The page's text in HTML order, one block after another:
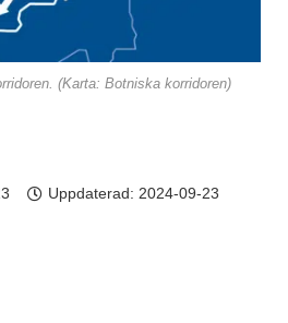
(Karta: Botniska korridoren)
Uppdaterad: 2024-09-23